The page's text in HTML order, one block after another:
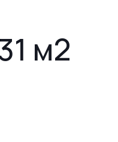
м2